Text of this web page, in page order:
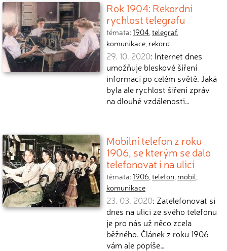
Rok 1904: Rekordní
rychlost telegrafu
témata:1904,telegraf,
komunikace, rekord
29. 10. 2020: Internet dnes
umožňuje bleskové šíření
informací po celém světě. Jaká
byla ale rychlost šíření zpráv
na dlouhé vzdálenosti…
Mobilní telefon z roku
1906, se kterým se dalo
telefonovat i na ulici
témata:1906,telefon, mobil,
komunikace
23. 03. 2020: Zatelefonovat si
dnes na ulici ze svého telefonu
je pro nás už něco zcela
běžného. Článek z roku 1906
vám ale popíše…